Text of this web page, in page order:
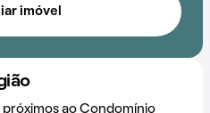
imóvel
ao Condomínio